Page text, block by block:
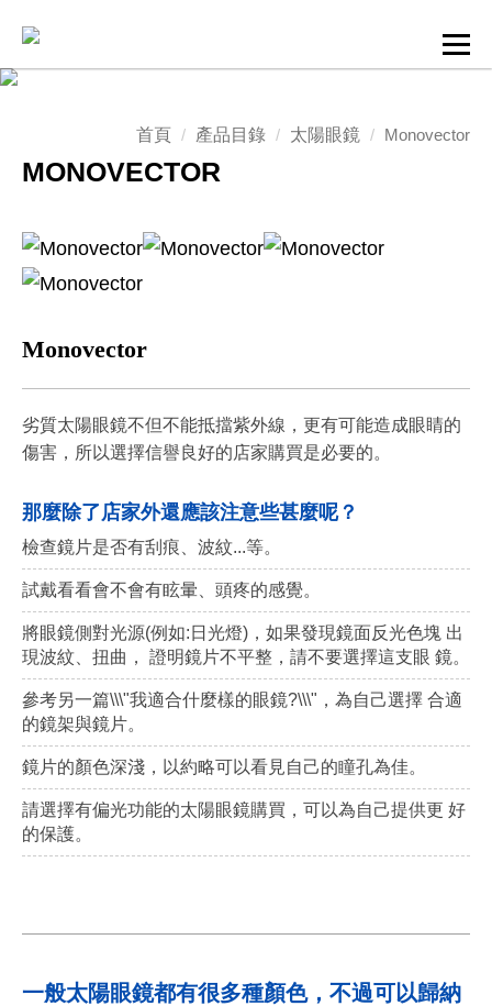
首頁 產品目錄 太陽眼鏡 Monovector
MONOVECTOR
Monovector
劣質太陽眼鏡不但不能抵擋紫外線，更有可能造成眼睛的
傷害，所以選擇信譽良好的店家購買是必要的。
那麼除了店家外還應該注意些甚麼呢？
檢查鏡片是否有刮痕、波紋...等。
試戴看看會不會有眩暈、頭疼的感覺。
將眼鏡側對光源(例如:日光燈)，如果發現鏡面反光色塊 出
現波紋、扭曲， 證明鏡片不平整，請不要選擇這支眼 鏡。
參考另一篇\\\"我適合什麼樣的眼鏡?\\\"，為自己選擇 合適
的鏡架與鏡片。
鏡片的顏色深淺，以約略可以看見自己的瞳孔為佳。
請選擇有偏光功能的太陽眼鏡購買，可以為自己提供更 好
的保護。
一般太陽眼鏡都有很多種顏色，不過可以歸納